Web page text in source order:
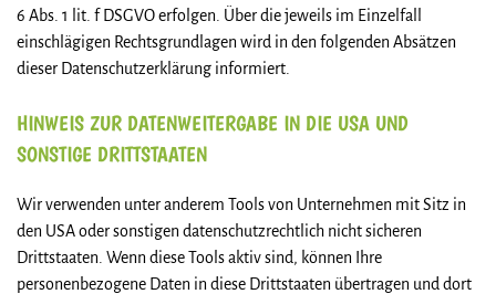
6 Abs. 1 lit. f DSGVO erfolgen. Über die jeweils im Einzelfall
einschlägigen Rechtsgrundlagen wird in den folgenden Absätzen
dieser Datenschutzerklärung informiert.
HINWEIS ZUR DATENWEITERGABE IN DIE USA UND
SONSTIGE DRITTSTAATEN
Wir verwenden unter anderem Tools von Unternehmen mit Sitz in
den USA oder sonstigen datenschutzrechtlich nicht sicheren
Drittstaaten. Wenn diese Tools aktiv sind, können Ihre
personenbezogene Daten in diese Drittstaaten übertragen und dort